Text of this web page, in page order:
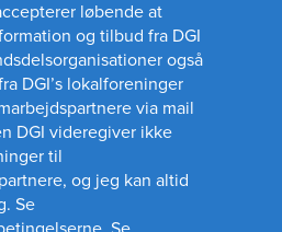
løbende at
og tilbud fra DGI
også
DGI’s lokalforeninger
via mail
DGI videregiver ikke
til
og jeg kan altid
Se